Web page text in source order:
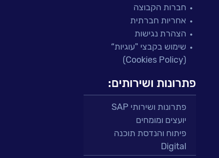
חברות הקבוצה
אחריות חברתית
הצהרת נגישות
שימוש בקבצי "עוגיות“
(Cookies Policy)
פתרונות ושירותים:
פתרונות ושירותי SAP
יועצים ומומחים
פיתוח והנדסת תוכנה
Digital